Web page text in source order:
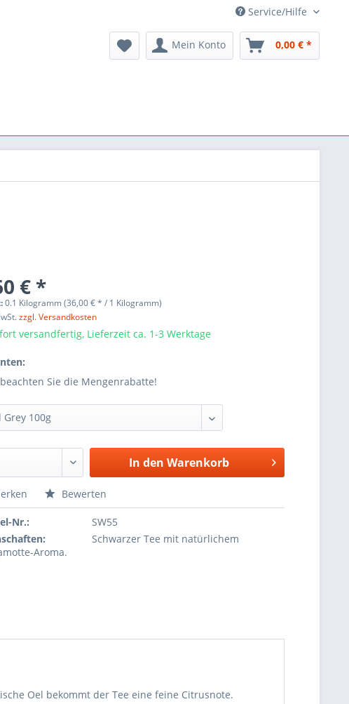
Service/Hilfe
Mein Konto 0,00 € *
€ *
0.1 Kilogramm (36,00 € * / 1 Kilogramm)
zzgl. Versandkosten
versandfertig, Lieferzeit ca. 1-3 Werktage
Sie die Mengenrabatte!
In den Warenkorb
Bewerten
Nr.:
SW55
Schwarzer Tee mit natürlichem
Aroma.
Oel bekommt der Tee eine feine Citrusnote.